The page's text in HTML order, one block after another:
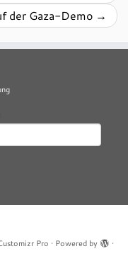
der Gaza-Demo →
Pro · Powered by ·